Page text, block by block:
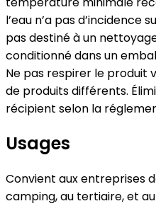
l’eau n’a pas d’incidence
pas destiné à un
conditionné dans un
Ne pas respirer le produit
de produits différents.
récipient selon la
Usages
Convient aux entreprises
camping, au tertiaire, et